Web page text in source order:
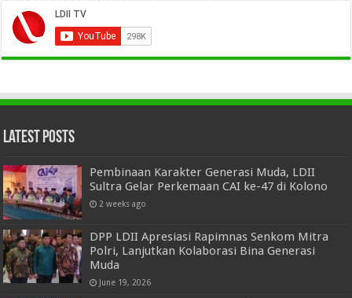
Latest Posts
Pembinaan Karakter Generasi Muda, LDII
Sultra Gelar Perkemaan CAI ke-47 di Kolono
2 weeks ago
DPP LDII Apresiasi Rapimnas Senkom Mitra
Polri, Lanjutkan Kolaborasi Bina Generasi
Muda
June 19, 2026